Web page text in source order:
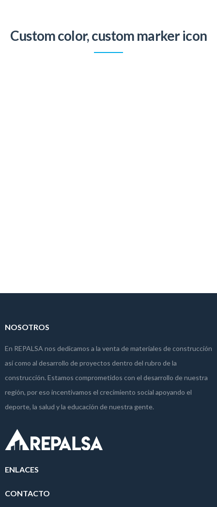
Custom color, custom marker icon
NOSOTROS
En REPALSA nos dedicamos a la venta de materiales de construcción
así como al desarrollo de proyectos dentro del rubro de la
construcción. Estamos comprometidos con el desarrollo de nuestra
región, por eso incentivamos el crecimiento social apoyando el
deporte, la salud y la educación de nuestra gente.
ENLACES
CONTACTO